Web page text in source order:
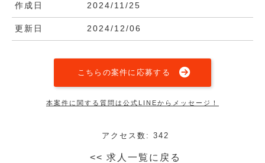
作成日 2024/11/25
更新日 2024/12/06
こちらの案件に応募する
本案件に関する質問は公式LINEからメッセージ！
アクセス数: 342
<< 求人一覧に戻る